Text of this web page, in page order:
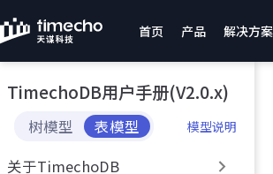
跳
至
主
內
首页 产品 解决方案
TimechoDB用户手册(V2.0.x)
树模型 表模型 模型说明
关于TimechoDB